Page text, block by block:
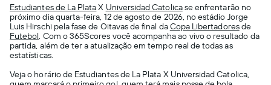
Estudiantes de La PlataX Universidad Catolicase enfrentarão no
próximo dia quarta-feira, 12 de agosto de 2026, no estádio Jorge
Luis Hirschi pela fase de Oitavas de final daCopa Libertadoresde
Futebol . Com o 365Scores você acompanha ao vivo o resultado da
partida, além de ter a atualização em tempo real de todas as
estatísticas.
Veja o horário de Estudiantes de La Plata X Universidad Catolica,